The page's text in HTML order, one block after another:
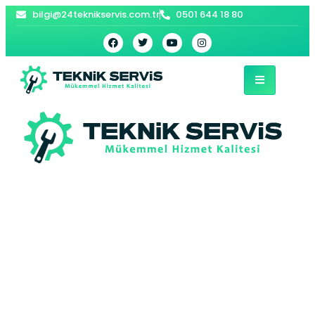
bilgi@24teknikservis.com.tr 0501 644 18 80